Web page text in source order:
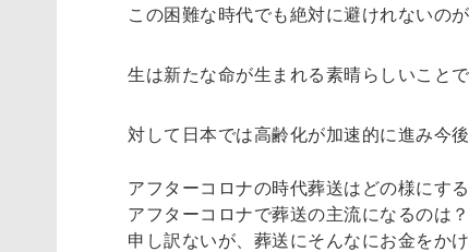
この困難な時代でも絶対に避けれないのが
生は新たな命が生まれる素晴らしいこと
対して日本では高齢化が加速的に進み今
アフターコロナの時代葬送はどの様にす
アフターコロナで葬送の主流になるのは？
申し訳ないが、葬送にそんなにお金をか